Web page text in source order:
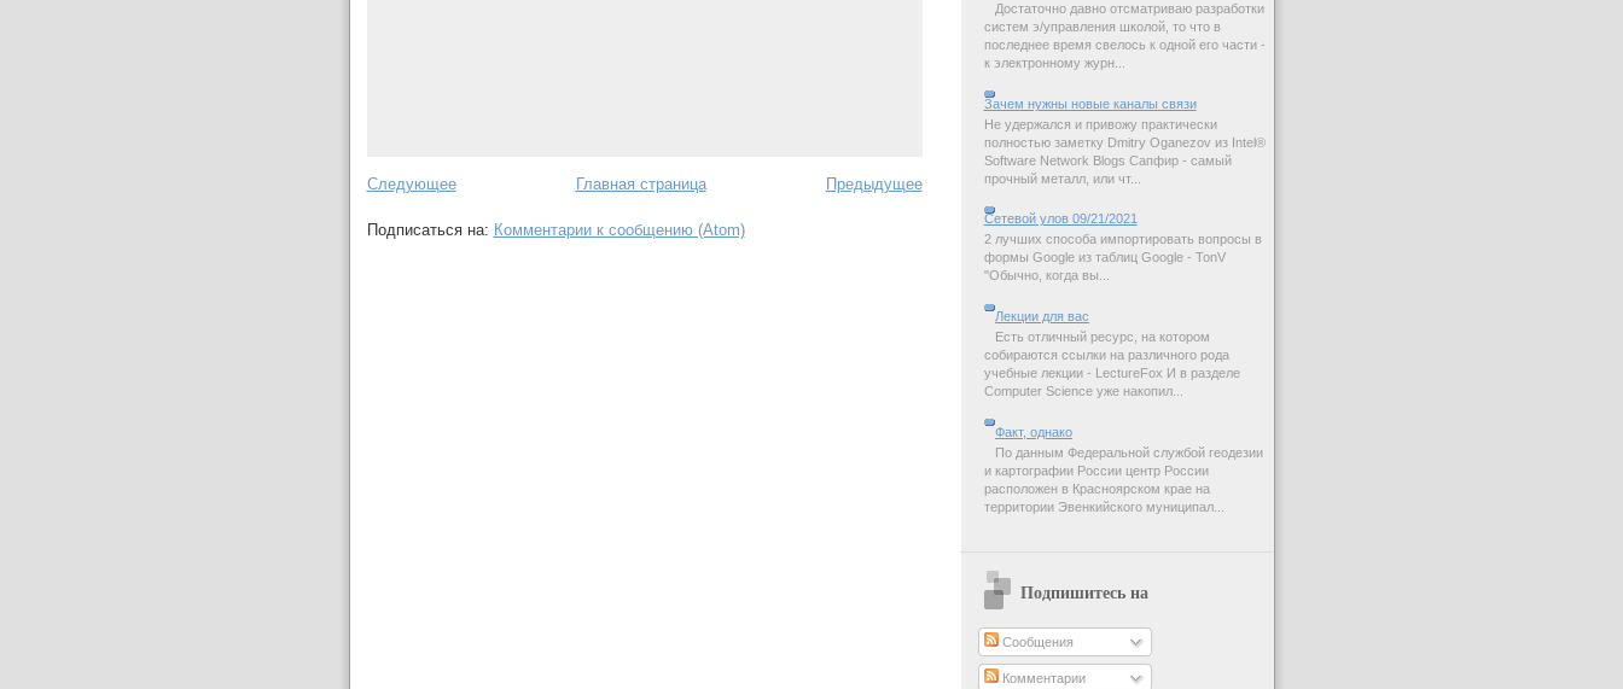
Следующее Предыдущее
Главная страница
Подписаться на: Комментарии к сообщению (Atom)
Достаточно давно отсматриваю разработки
систем э/управления школой, то что в
последнее время свелось к одной его части -
к электронному журн...
Зачем нужны новые каналы связи
Не удержался и привожу практически
полностью заметку Dmitry Oganezov из Intel®
Software Network Blogs Сапфир - самый
прочный металл, или чт...
Сетевой улов 09/21/2021
2 лучших способа импортировать вопросы в
формы Google из таблиц Google - TonV
"Обычно, когда вы...
Лекции для вас
Есть отличный ресурс, на котором
собираются ссылки на различного рода
учебные лекции - LectureFox И в разделе
Computer Science уже накопил...
Факт, однако
По данным Федеральной службой геодезии
и картографии России центр России
расположен в Красноярском крае на
территории Эвенкийского муниципал...
Подпишитесь на
Сообщения
Комментарии